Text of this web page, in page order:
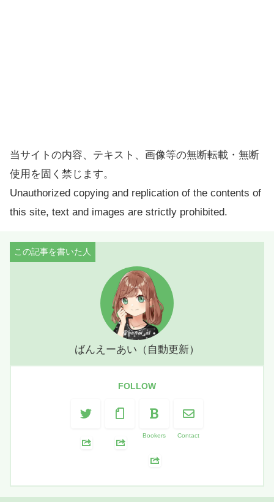
当サイトの内容、テキスト、画像等の無断転載・無断
使用を固く禁じます。
Unauthorized copying and replication of the contents of
this site, text and images are strictly prohibited.
ばんえーあい（自動更新）
FOLLOW
Bookers Contact